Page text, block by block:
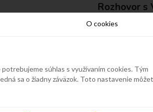
Rozhovor
1.časť:
chce, musí
O cookies
súhlas s využívaním cookies. Tým
sa o žiadny záväzok. Toto nastavenie